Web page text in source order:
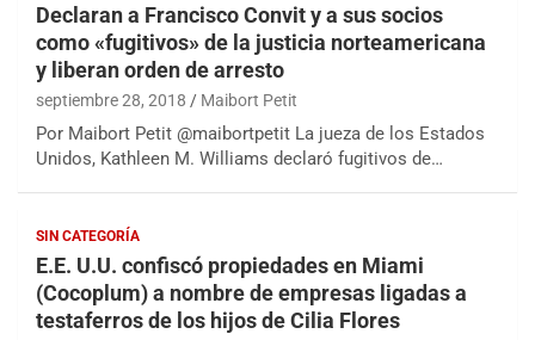
Declaran a Francisco Convit y a sus socios
como «fugitivos» de la justicia norteamericana
y liberan orden de arresto
septiembre 28, 2018 Maibort Petit
Por Maibort Petit @maibortpetit La jueza de los Estados
Unidos, Kathleen M. Williams declaró fugitivos de…
SIN CATEGORÍA
E.E. U.U. confiscó propiedades en Miami
(Cocoplum) a nombre de empresas ligadas a
testaferros de los hijos de Cilia Flores